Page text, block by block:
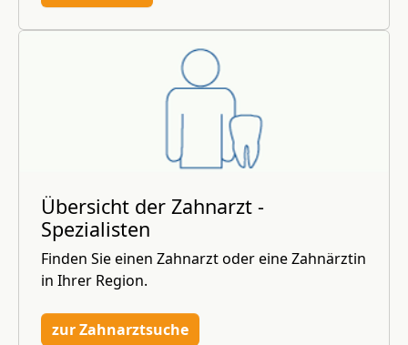
Übersicht der Zahnarzt -
Spezialisten
Finden Sie einen Zahnarzt oder eine Zahnärztin
in Ihrer Region.
zur Zahnarztsuche